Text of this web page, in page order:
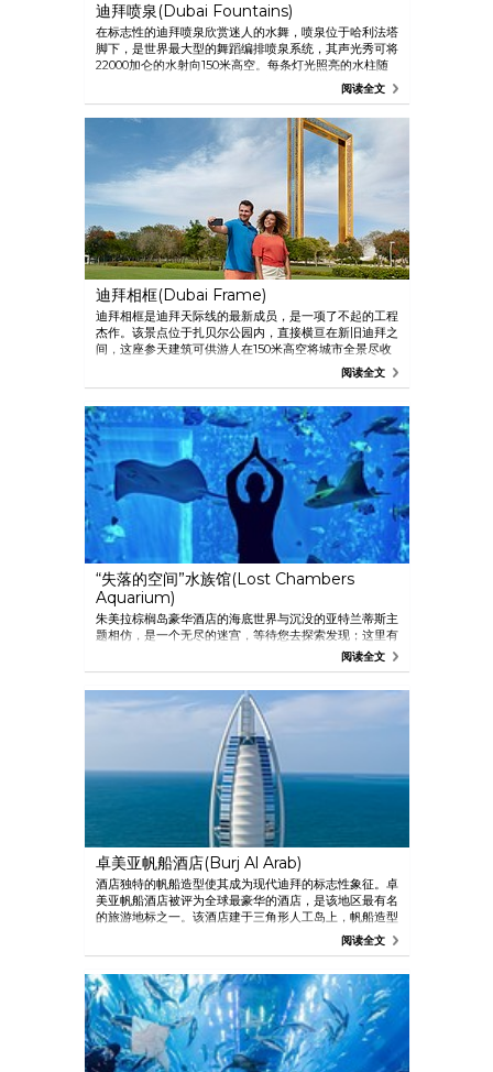
迪拜喷泉(Dubai Fountains)
在标志性的迪拜喷泉欣赏迷人的水舞，喷泉位于哈利法塔
脚下，是世界最大型的舞蹈编排喷泉系统，其声光秀可将
22000加仑的水射向150米高空。每条灯光照亮的水柱随
音乐旋律摇摆，造就迪拜最受欢迎的表演。喷泉就在迪拜
购物中心门外，游客可在晚间水舞秀开场的间隙购物，表
演每30分钟上演一轮。
阅读全文
迪拜相框(Dubai Frame)
迪拜相框是迪拜天际线的最新成员，是一项了不起的工程
杰作。该景点位于扎贝尔公园内，直接横亘在新旧迪拜之
间，这座参天建筑可供游人在150米高空将城市全景尽收
眼底。其最惊人的特色是架有先进的透明玻璃桥，连接两
座平行的垂直塔楼，组成相框造型，是自拍的热门选择。
阅读全文
“失落的空间”水族馆(Lost Chambers
Aquarium)
朱美拉棕榈岛豪华酒店的海底世界与沉没的亚特兰蒂斯主
题相仿，是一个无尽的迷宫，等待您去探索发现；这里有
许多迷人的海洋生物，如鲨鱼、章鱼、比拉鱼，甚至还有
一些白色鳄鱼。
阅读全文
卓美亚帆船酒店(Burj Al Arab)
酒店独特的帆船造型使其成为现代迪拜的标志性象征。卓
美亚帆船酒店被评为全球最豪华的酒店，是该地区最有名
的旅游地标之一。该酒店建于三角形人工岛上，帆船造型
高321米，高耸入云，屹立于迪拜海岸线上。卓美亚帆船
酒店提供顶级的酒店服务，设有著名的直升机停机坪，曾
店首次敞开大门，提供90分钟的沉浸式游览，让来访者
尽情感受酒店超豪华的内部景象。在这一独特的体验活动
中，来客们可以探索这座地标式酒店的金碧辉煌，参观其
中套房，欣赏无与伦比的迪拜风光，同时了解卓美亚帆船
酒店的辉煌历史，聆听一系列鲜为人知的精彩故事。游览
活动在每天上午9点30分开始，晚上8:30结束，由酒店管
阅读全文